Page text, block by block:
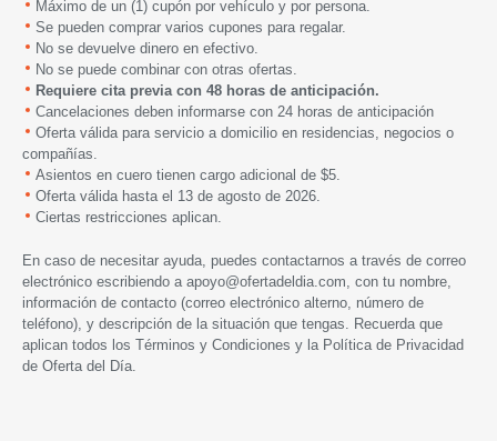
Máximo de un (1) cupón por vehículo y por persona.
Se pueden comprar varios cupones para regalar.
No se devuelve dinero en efectivo.
No se puede combinar con otras ofertas.
Requiere cita previa con 48 horas de anticipación.
Cancelaciones deben informarse con 24 horas de anticipación
Oferta válida para servicio a domicilio en residencias, negocios o
compañías.
Asientos en cuero tienen cargo adicional de $5.
Oferta válida hasta el 13 de agosto de 2026.
Ciertas restricciones aplican.
En caso de necesitar ayuda, puedes contactarnos a través de correo
electrónico escribiendo a apoyo@ofertadeldia.com , con tu nombre,
información de contacto (correo electrónico alterno, número de
teléfono), y descripción de la situación que tengas. Recuerda que
aplican todos los Términos y Condiciones y la Política de Privacidad
de Oferta del Día.